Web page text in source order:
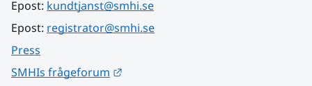
Epost: kundtjanst@smhi.se
Epost: registrator@smhi.se
Press
SMHIs frågeforum